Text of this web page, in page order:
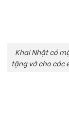
Khai Nhật có
tặng vở cho các